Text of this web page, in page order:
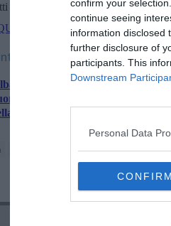
confirm your
continue seeing
information disclosed
further disclosure of
participants. This
Downstream
Personal Data
CONFIRM
i giorni alle 20:00 direttamente
anche:
servizi potenziati da Luglio
di Luciana,622mila euro
salute, più servizi di prossimità
arcipelago toscano